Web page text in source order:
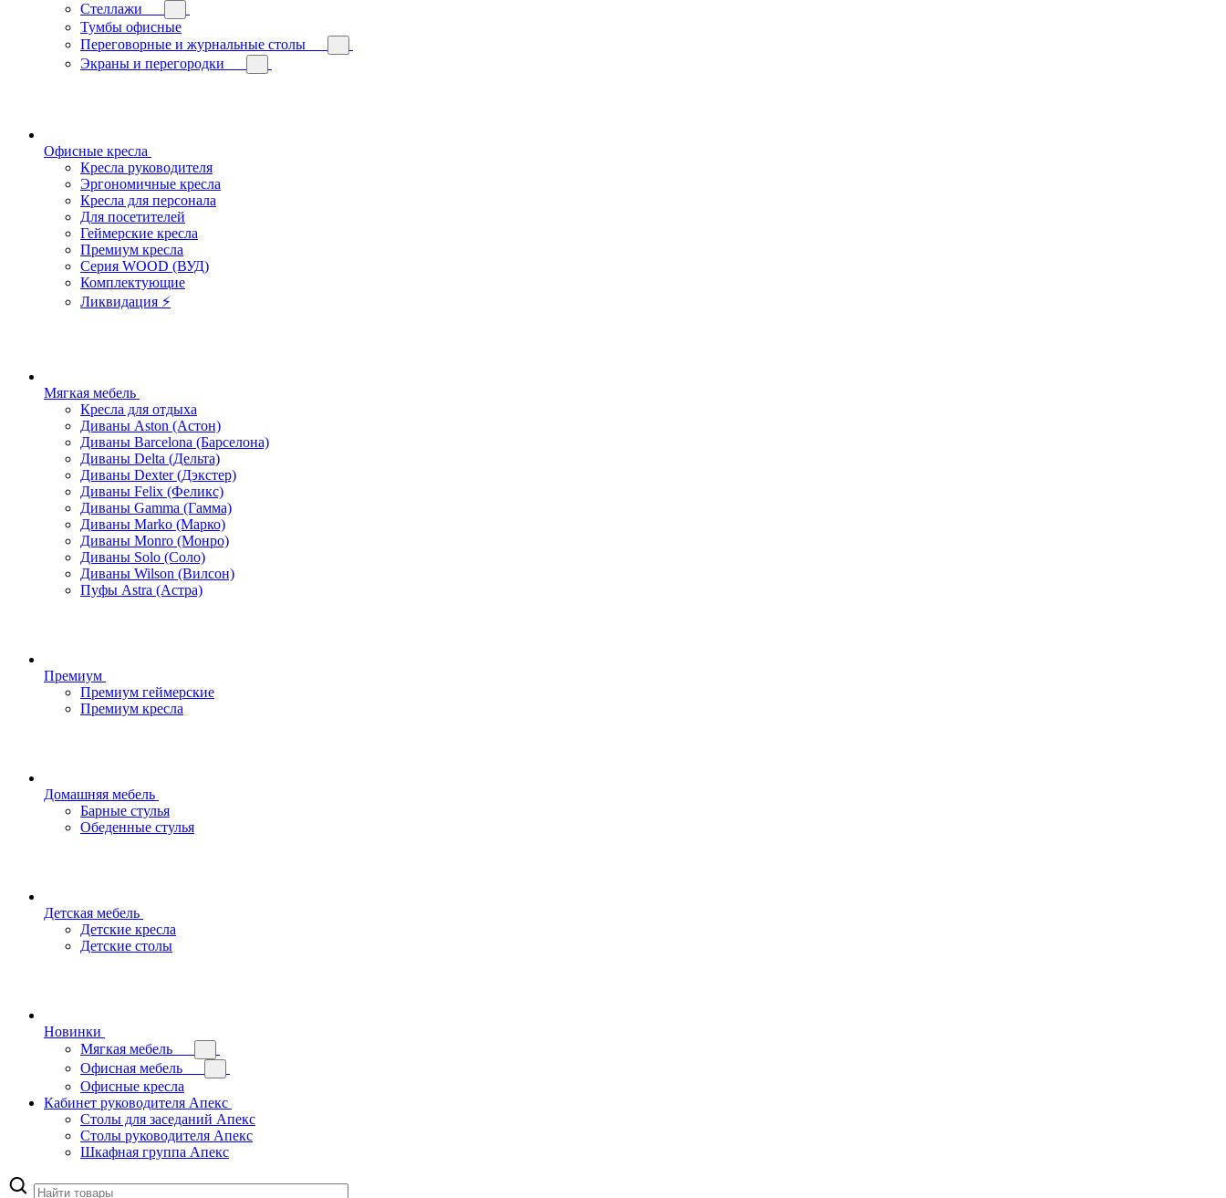
Стеллажи
Тумбы офисные
Переговорные и журнальные столы
Экраны и перегородки
Офисные кресла
Кресла руководителя
Эргономичные кресла
Кресла для персонала
Для посетителей
Геймерские кресла
Премиум кресла
Серия WOOD (ВУД)
Комплектующие
Ликвидация ⚡
Мягкая мебель
Кресла для отдыха
Диваны Aston (Астон)
Диваны Barcelona (Барселона)
Диваны Delta (Дельта)
Диваны Dexter (Дэкстер)
Диваны Felix (Феликс)
Диваны Gamma (Гамма)
Диваны Marko (Марко)
Диваны Monro (Монро)
Диваны Solo (Соло)
Диваны Wilson (Вилсон)
Пуфы Astra (Астра)
Премиум
Премиум геймерские
Премиум кресла
Домашняя мебель
Барные стулья
Обеденные стулья
Детская мебель
Детские кресла
Детские столы
Новинки
Мягкая мебель
Офисная мебель
Офисные кресла
Кабинет руководителя Апекс
Столы для заседаний Апекс
Столы руководителя Апекс
Шкафная группа Апекс